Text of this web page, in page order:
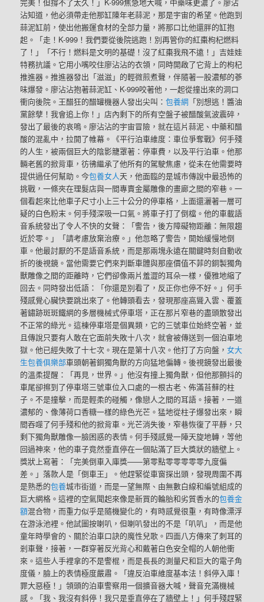
沾知道，他必須帶走他那缸陳年老蒜泥，那是宇宙的希望。他跑到
蒜泥缸前，使出他搬運食材的全部力量，將那口比他還胖的缸抱
起。「走！K-999！我們要從後院逃跑！別再管你的紅棗枸杞燃料
了！」「不行！燃料是文明的基礎！沒了紅棗我飛不遠！」吉娃娃
特務抗議。它用小嘴咬住廖沾沾的衣領，同時開啟了它背上的枸杞
推進器。推進器發出「滋滋」的輕微煎煮聲，伴隨著一股濃郁的蔘
味爆發。廖沾沾抱著蒜泥缸、K-999咬著他，一起從撞出來的洞口
衝向後院。王醋狂的醋罐機器人發出尖叫：包養網 「別想逃！醬油
黨餘孽！我會追上你！」店內剩下的所有空盤子被醋酸氣波震碎，
發出了最後的哀鳴。廖沾沾的宇宙冒險，就在這片蒜泥、中藥和醋
酸的混亂中，拉開了帷幕。《平行泊車維度：車位爭奪戰》何手殘
的人生，被兩個巨大的陰影籠罩著：停車費，以及平行泊車。他那
輛老舊的掀背車，彷彿繼承了他所有的駕駛焦慮，從未在他需要時
提供過任何幫助。今包養女人天，他面臨的是城市傳說中最恐怖的
挑戰，一條夾在理髮店與一間專賣金屬雕像的畫廊之間的窄巷。一
個看起來比他車子尺寸小上三十公分的停車格，上面還灑著一層可
疑的白色粉末。何手殘深吸一口氣。將車子打了倒檔。他的車載語
音系統發出了令人不快的女聲：「警告，後方障礙物距離：無限趨
近於零。」「請考慮放棄治療。」他忽略了警告，開始緩慢地倒
車。他最討厭的不是語音系統，而是那兩塊永遠在關鍵時刻自動收
折的後視鏡。當他需要它們來判斷車體與那座價值不菲的銅製獨角
獸雕像之間的距離時，它們卻像兩片羞澀的耳朵一樣，優雅地縮了
回去。同時發出低語：「你還是別看了，反正你也停不好。」何手
殘感覺心臟快要跳出來了。他轉頭看去，發現那座高聳入雲、覆蓋
著鏽跡斑斑鐵網的多層機械式停車塔，正在那片窄巷的盡頭散發出
不正常的綠光。這棟停車塔是個異類，它的三號車位始終空著，並
且傳說只要有人敢在它面前失敗十八次，就會被傳送到一個泊車地
獄。他已經失敗了十七次。現在是第十八次。他打了方向盤，女大
生包養俱樂部車頭朝著銅獨角獸的方向猛地偏轉。後視鏡發出最後
的溫柔提醒：「再見，世界。」他沒有撞上獨角獸，但他那顫抖的
車尾卻擦到了停車塔三號車位入口處的一根古老、佈滿苔蘚的柱
子。不是撞擊，而是輕柔的碰觸，像戀人之間的耳語。接著，一道
濃郁的、像薄荷口香糖一樣的綠色光芒。猛地從柱子爆發出來，瞬
間吞噬了何手殘和他的掀背車。光芒消失後，窄巷恢復了平靜，只
剩下獨角獸雕像一臉困惑的表情。何手殘感覺一陣天旋地轉，等他
回過神來，他的車子竟然垂直停在一個貼滿了巨大獎狀的牆壁上。
獎狀上寫著：「完美倒車入庫獎——第零點零零零零零九度偏
差。」落款人是「倒車王」。他趕緊從車窗探出頭，發現周圍不再
是熟悉的包養城市街道，而是一望無際、由無數白線和編號組成的
巨大網格。這裡的空氣聞起來像是新買的輪胎和劣質香水的包養金
額混合物，而重力似乎是隨機變化的，有時感覺很重，有時像漂浮
在游泳池裡。他試圖按喇叭，但喇叭發出的不是「叭叭」，而是他
童年時學會的、關於泊車口訣的魔性兒歌。四面八方傳來了刺耳的
剎車聲，接著，一群穿著反光背心和戴著白色安全帽的人朝他衝
來。這些人手裡拿的不是警棍，而是長長的測量尺和巨大的電子角
度儀，臉上的表情極度嚴肅。「違反泊車維度基本法！斜停入庫！
罪大惡極！」領頭的泊車警察用一個擴音器大喊，聲音充滿機械
感。「我、我沒有斜停！我只是垂直停在了牆壁上！」何手殘趕緊